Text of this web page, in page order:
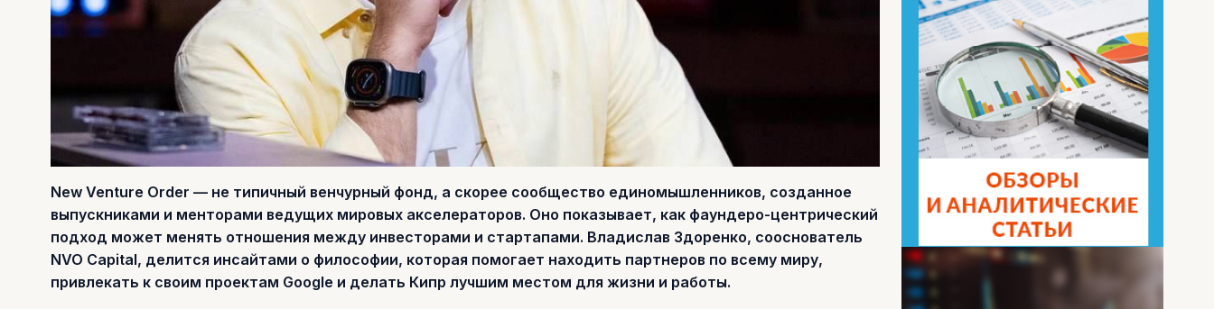
New Venture Order — не типичный венчурный фонд, а скорее сообщество единомышленников, созданное
выпускниками и менторами ведущих мировых акселераторов. Оно показывает, как фаундеро-центрический
подход может менять отношения между инвесторами и стартапами. Владислав Здоренко, сооснователь
NVO Capital, делится инсайтами о философии, которая помогает находить партнеров по всему миру,
привлекать к своим проектам Google и делать Кипр лучшим местом для жизни и работы.